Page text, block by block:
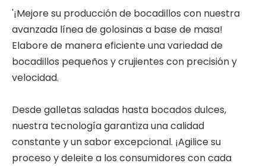
'¡Mejore su producción de bocadillos con nuestra
avanzada línea de golosinas a base de masa!
Elabore de manera eficiente una variedad de
bocadillos pequeños y crujientes con precisión y
velocidad.
Desde galletas saladas hasta bocados dulces,
nuestra tecnología garantiza una calidad
constante y un sabor excepcional. ¡Agilice su
proceso y deleite a los consumidores con cada